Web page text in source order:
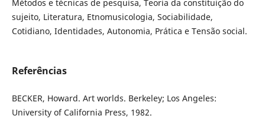
Métodos e técnicas de pesquisa, Teoria da constituição do
sujeito, Literatura, Etnomusicologia, Sociabilidade,
Cotidiano, Identidades, Autonomia, Prática e Tensão social.
Referências
BECKER, Howard. Art worlds. Berkeley; Los Angeles:
University of California Press, 1982.